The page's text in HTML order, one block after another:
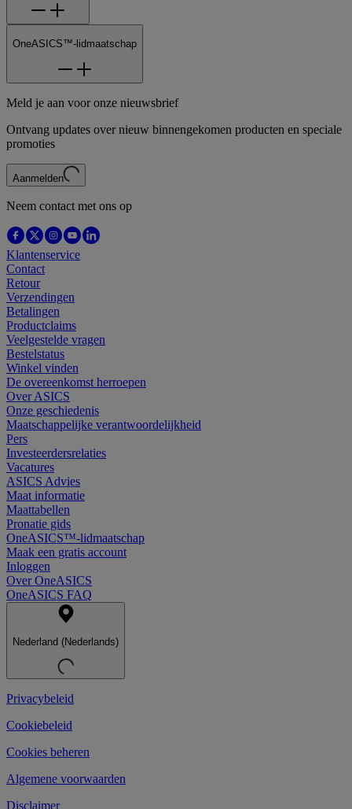
OneASICS™-lidmaatschap
Meld je aan voor onze nieuwsbrief
Ontvang updates over nieuw binnengekomen producten en speciale
promoties
Aanmelden
Neem contact met ons op
Klantenservice
Contact
Retour
Verzendingen
Betalingen
Productclaims
Veelgestelde vragen
Bestelstatus
Winkel vinden
De overeenkomst herroepen
Over ASICS
Onze geschiedenis
Maatschappelijke verantwoordelijkheid
Pers
Investeerdersrelaties
Vacatures
ASICS Advies
Maat informatie
Maattabellen
Pronatie gids
OneASICS™-lidmaatschap
Maak een gratis account
Inloggen
Over OneASICS
OneASICS FAQ
Nederland (Nederlands)
Privacybeleid
Cookiebeleid
Cookies beheren
Algemene voorwaarden
Disclaimer